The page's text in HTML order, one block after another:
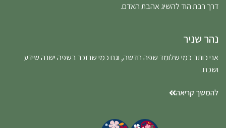
דרך רבת הוד להשיג אהבת האדם.
נהר שניר
אני כותב כמי שלומד שפה חדשה, וגם כמי שנזכר בשפה ישנה שידע
ושכח.
להמשך קריאה